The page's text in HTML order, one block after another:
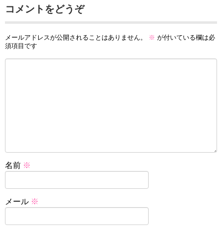
コメントをどうぞ
メールアドレスが公開されることはありません。 ※ が付いている欄は必
須項目です
名前 ※
メール ※